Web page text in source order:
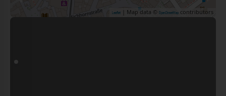
Leaflet | Map data © OpenStreetMap contributors